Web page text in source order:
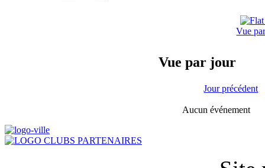
Vue
Vue par jour
Jour précédent
Aucun événement